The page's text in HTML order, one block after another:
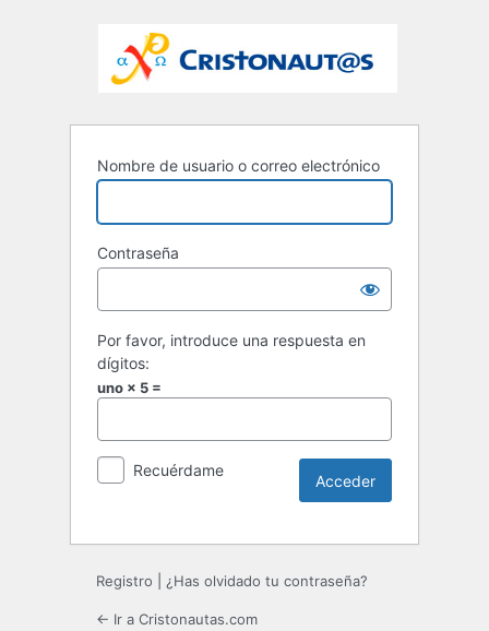
Nombre de usuario o correo electrónico
Contraseña
Por favor, introduce una respuesta en
dígitos:
uno × 5 =
Recuérdame
Registro ¿Has olvidado tu contraseña?
← Ir a Cristonautas.com